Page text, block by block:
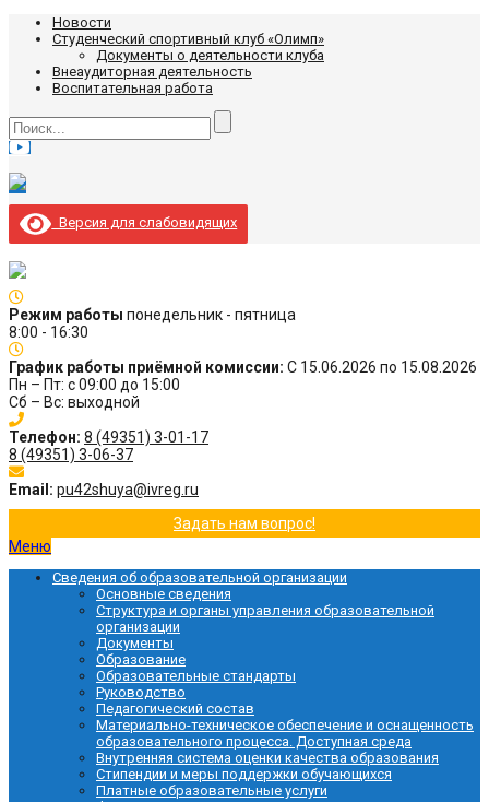
Новости
Студенческий спортивный клуб «Олимп»
Документы о деятельности клуба
Внеаудиторная деятельность
Воспитательная работа
Версия для слабовидящих
Режим работы понедельник - пятница
8:00 - 16:30
График работы приёмной комиссии: С 15.06.2026 по 15.08.2026
Пн – Пт: с 09:00 до 15:00
Сб – Вс: выходной
Телефон: 8 (49351) 3-01-17
8 (49351) 3-06-37
Email: pu42shuya@ivreg.ru
Задать нам вопрос!
Меню
Сведения об образовательной организации
Основные сведения
Структура и органы управления образовательной
организации
Документы
Образование
Образовательные стандарты
Руководство
Педагогический состав
Материально-техническое обеспечение и оснащенность
образовательного процесса. Доступная среда
Внутренняя система оценки качества образования
Стипендии и меры поддержки обучающихся
Платные образовательные услуги